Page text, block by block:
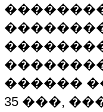
������
35 ���,